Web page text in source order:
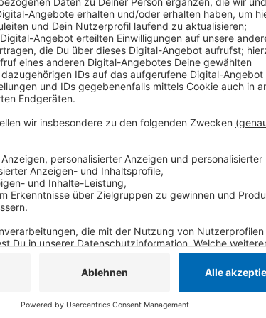
Heidenhof wird für ihr Engagement in Afrika geehrt.
in Südafrika, Tansania und Madagaskar tätig. Einige
Verein "Partnerschaft für Afrika", mit dem sie unter
Tansania baute. Dort wird sie von den Einheimischen